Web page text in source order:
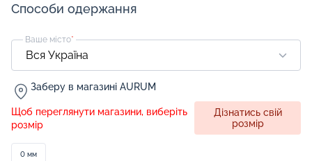
Способи одержання
Ваше місто*
Заберу в магазині AURUM
Щоб переглянути магазини, виберіть
розмір
Дізнатись свій
розмір
0 мм